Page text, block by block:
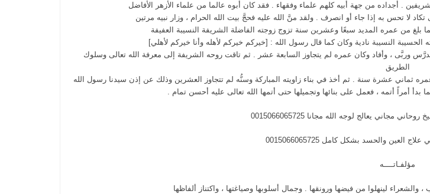
. أجداده من جهة أبيه كلهم علماء وفقهاء . فقد كان أبوه عالما من علماء الأزهر الأفاضل
لا تحس به إذا جاء أو انصرف . ولقد منَّ الله عليه فحجَّ بيت الله الحرام ، وزار نبيه مرتين
من عمره المديد سبعًا وعشرين سنة تزوج زوجته الفاضلة الشريفة النسيبة العفيفة
النسيبة نادية وكان كما قال رسول الله : [خيركم خيركم لأهله وأنا خيركم لأهلي]
وربَّى ، وأفاد وكان عمره لم يتجاوز السابعة عشر . ثم تاقت روحه الشريفة إلى معرفة الله تعالى وسلوك
الطريق
عشرة سنة . ثم أخذ في بناء زاويته المباركة وسنُّه لم تتجاوز العشرين وذلك عن إذن سيدنا رسول الله
بدأ أمراً أتمه ، فعمل على بنائها وتجميلها حتى أتمها الله تعالى عليه أحسن تمام .
مجاني يعالج لوجه الله مجانا 0015066065725
العين والحسد بشكل كامل 0015066065725
مؤلفـاتــــه
والشعراء لينهلوا من فيضها ورونقها . وجمال أسلوبها وصياغتها ، واكتناز ألفاظها